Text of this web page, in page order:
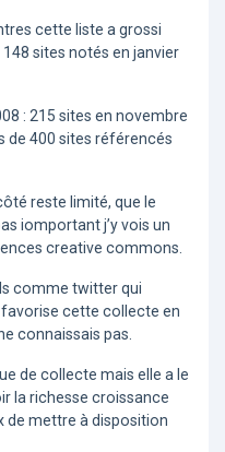
cette liste a grossi
sites notés en janvier
: 215 sites en novembre
de 400 sites référencés
reste limité, que le
iomportant j’y vois un
creative commons.
comme twitter qui
cette collecte en
connaissais pas.
de collecte mais elle a le
la richesse croissance
de mettre à disposition